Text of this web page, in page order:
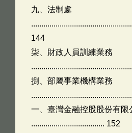
九、法制處
144
柒、財政人員訓練業務
捌、部屬事業機構業務
一、臺灣金融控股股份有限
.................................... 152